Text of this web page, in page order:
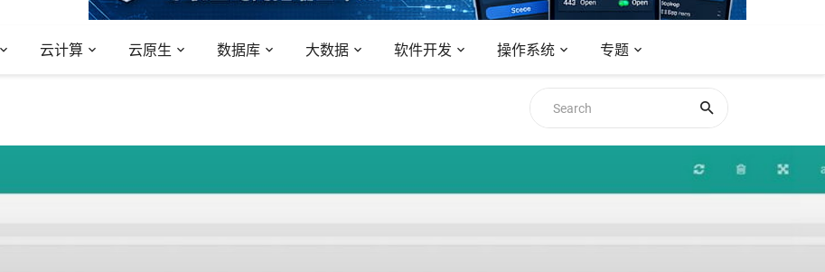
云计算 云原生 数据库 大数据 软件开发 操作系统 专题